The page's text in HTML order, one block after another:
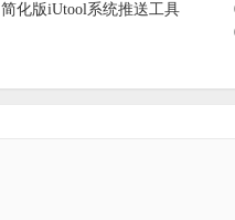
简化版iUtool系统推送工具